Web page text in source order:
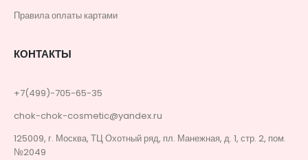
Правила оплаты картами
КОНТАКТЫ
+7(499)-705-65-35
chok-chok-cosmetic@yandex.ru
125009, г. Москва, ТЦ Охотный ряд, пл. Манежная, д. 1, стр. 2, пом.
№2049